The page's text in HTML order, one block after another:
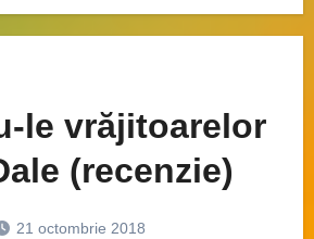
le vrăjitoarelor
(recenzie)
21 octombrie 2018